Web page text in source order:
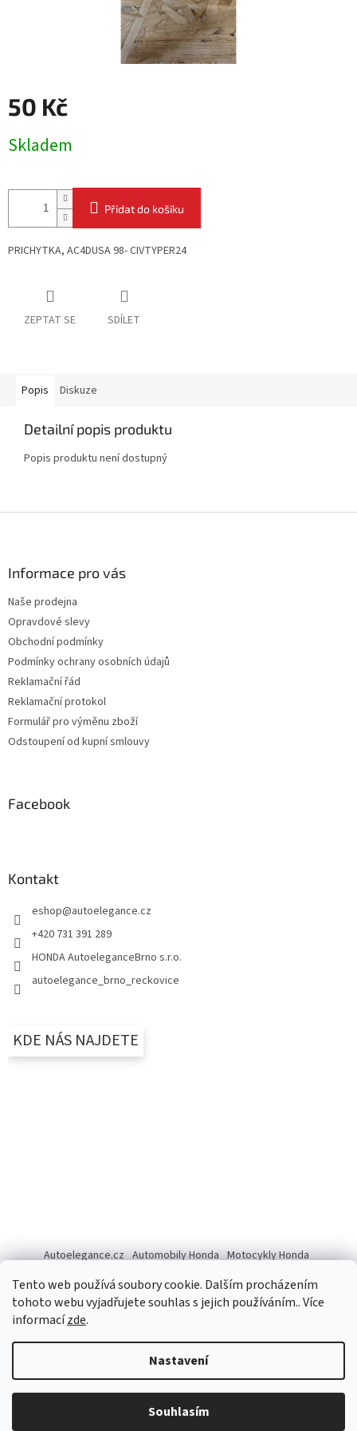
Tento web používá soubory cookie. Dalším procházením
tohoto webu vyjadřujete souhlas s jejich používáním.. Více
informacízde.
Nastavení
Souhlasím
50 Kč
cena:
Skladem
Přidat do košíku
PRICHYTKA, AC4DUSA 98- CIVTYPER24
ZEPTAT SE SDÍLET
Popis Diskuze
Detailní popis produktu
Popis produktu není dostupný
Informace pro vás
Naše prodejna
Opravdové slevy
Obchodní podmínky
Podmínky ochrany osobních údajů
Reklamační řád
Reklamační protokol
Formulář pro výměnu zboží
Odstoupení od kupní smlouvy
Facebook
Kontakt
eshop@autoelegance.cz
+420 731 391 289
HONDA AutoeleganceBrno s.r.o.
autoelegance_brno_reckovice
KDE NÁS NAJDETE
Autoelegance.cz Automobily Honda Motocykly Honda
Copyright 2026Autoelegance Brno s.r.o.. Všechna práva
vyhrazena.